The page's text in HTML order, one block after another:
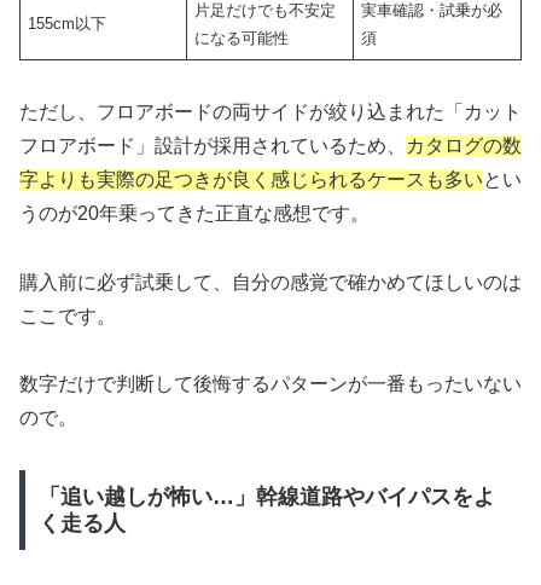
155cm以下
片足だけでも不安定
になる可能性
実車確認・試乗が必
須
ただし、フロアボードの両サイドが絞り込まれた「カット
フロアボード」設計が採用されているため、
カタログの数
字よりも実際の足つきが良く感じられるケースも多いとい
うのが20年乗ってきた正直な感想です。
購入前に必ず試乗して、自分の感覚で確かめてほしいのは
ここです。
数字だけで判断して後悔するパターンが一番もったいない
ので。
「追い越しが怖い…」幹線道路やバイパスをよ
く走る人